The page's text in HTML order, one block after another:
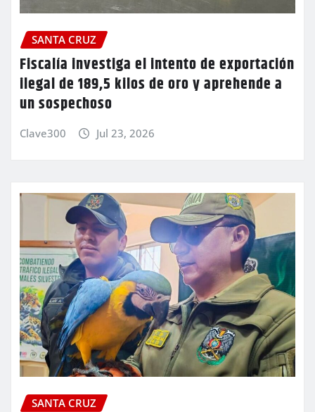
SANTA CRUZ
Fiscalía investiga el intento de exportación
ilegal de 189,5 kilos de oro y aprehende a
un sospechoso
Clave300 Jul 23, 2026
SANTA CRUZ